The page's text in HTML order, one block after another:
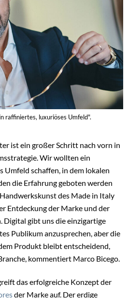
raffiniertes, luxuriöses Umfeld".
ist ein großer Schritt nach vorn in
Wir wollten ein
Umfeld schaffen, in dem lokalen
die Erfahrung geboten werden
des Made in Italy
Entdeckung der Marke und der
Digital gibt uns die einzigartige
Publikum anzusprechen, aber die
Produkt bleibt entscheidend,
kommentiert Marco Bicego.
das erfolgreiche Konzept der
der Marke auf. Der erdige